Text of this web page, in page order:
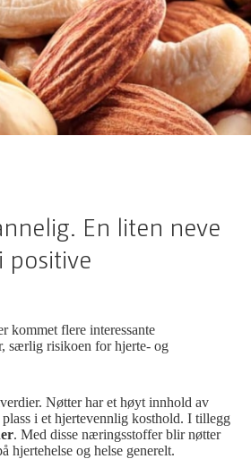
En liten neve
positive
kommet flere interessante
særlig risikoen for hjerte- og
Nøtter har et høyt innhold av
i et hjertevennlig kosthold. I tillegg
. Med disse næringsstoffer blir nøtter
hjertehelse og helse generelt.